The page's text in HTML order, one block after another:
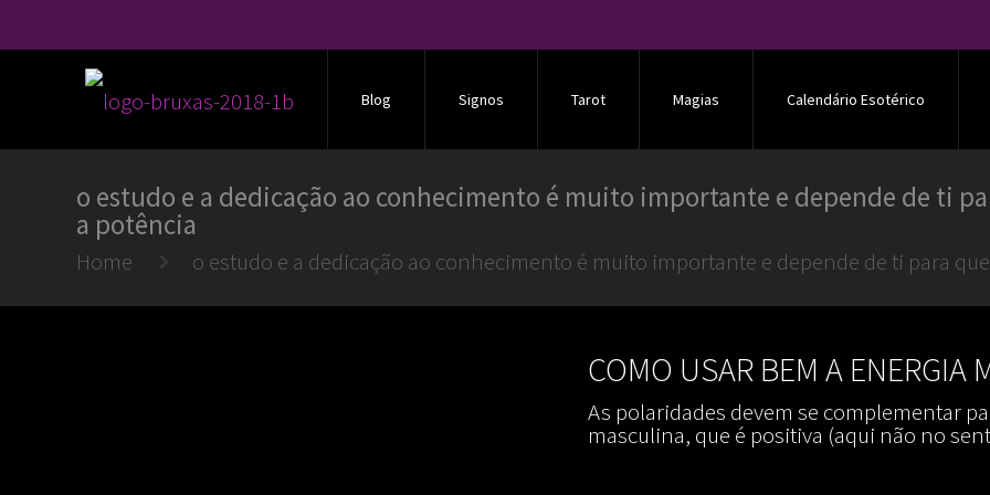
Blog Signos Tarot Magias Calendário Esotérico
o estudo e a dedicação ao conhecimento é muito importante e depende de ti
a potência
Home o estudo e a dedicação ao conhecimento é muito importante e depende de ti para
COMO USAR BEM A ENERGIA
As polaridades devem se complementar
masculina, que é positiva (aqui não no